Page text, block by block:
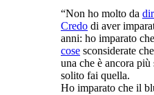
“Non ho molto da
Credo di aver
anni: ho imparato
cose sconsiderate
una che è ancora
solito fai quella.
Ho imparato che il